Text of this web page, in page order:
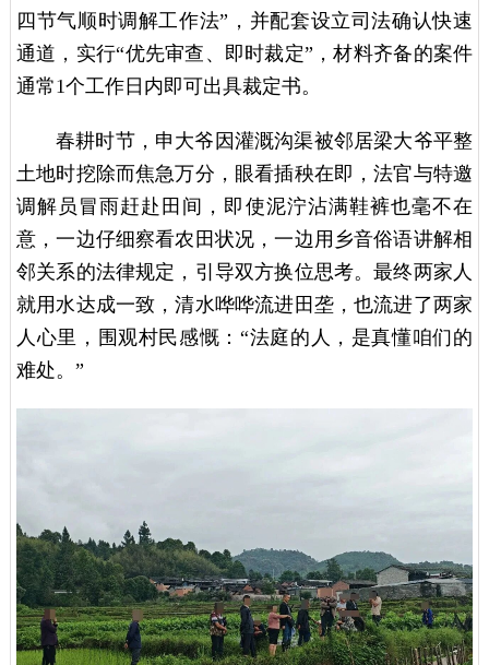
四节气顺时调解工作法”，并配套设立司法确认快速
通道，实行“优先审查、即时裁定”，材料齐备的案件
通常1个工作日内即可出具裁定书。
春耕时节，申大爷因灌溉沟渠被邻居梁大爷平整
土地时挖除而焦急万分，眼看插秧在即，法官与特邀
调解员冒雨赶赴田间，即使泥泞沾满鞋裤也毫不在
意，一边仔细察看农田状况，一边用乡音俗语讲解相
邻关系的法律规定，引导双方换位思考。最终两家人
就用水达成一致，清水哗哗流进田垄，也流进了两家
人心里，围观村民感慨：“法庭的人，是真懂咱们的
难处。”